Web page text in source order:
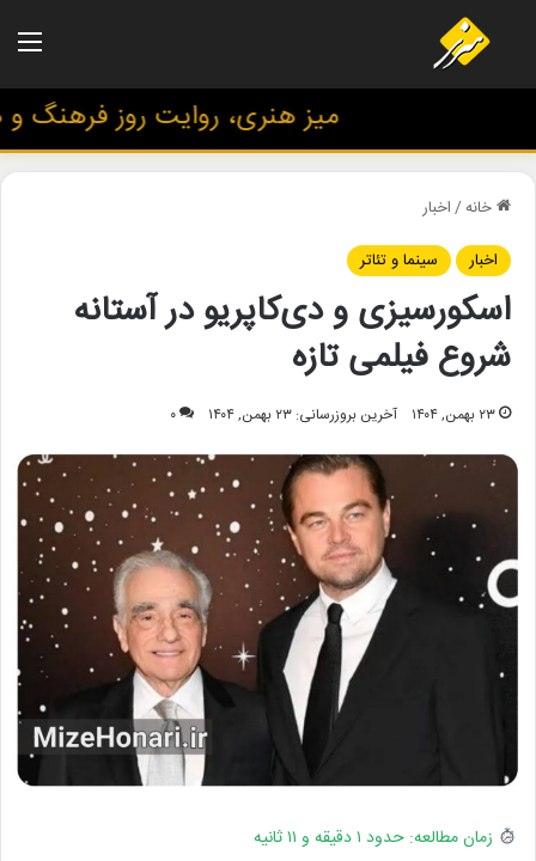
میز هنری، روایت روز فرهنگ و
خانه/اخبار
اخبار
سینما و تئاتر
اسکورسیزی و دی‌کاپریو در آستانه
شروع فیلمی تازه
۲۳ بهمن, ۱۴۰۴ آخرین بروزرسانی: ۲۳ بهمن, ۱۴۰۴ ۰
زمان مطالعه: حدود ۱ دقیقه و ۱۱ ثانیه